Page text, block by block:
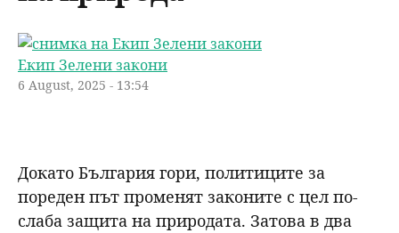
н
ю
р
с
н
е
Екип Зелени закони
6 August, 2025 - 13:54
Докато България гори, политиците за
пореден път променят законите с цел по-
слаба защита на природата. Затова в два